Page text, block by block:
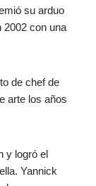
su arduo
2002 con una
de chef de
arte los años
y logró el
Yannick